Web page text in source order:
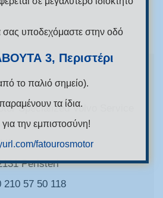
avenue
Peristeri
210 57 50 118
σας υποδεχόμαστε στην οδό
3, Περιστέρι
το παλιό σημείο).
τα ίδια.
την εμπιστοσύνη!
fatourosmotor